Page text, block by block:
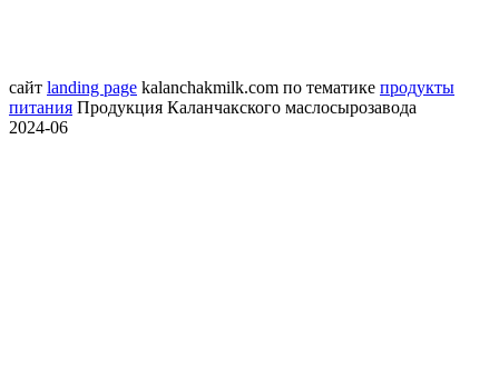
сайт landing page kalanchakmilk.com по тематике продукты
питания Продукция Каланчакского маслосырозавода
2024-06